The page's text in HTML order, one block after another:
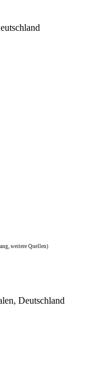
weitere Quellen)
Deutschland